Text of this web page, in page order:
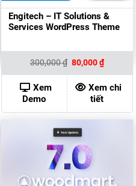
Engitech – IT Solutions &
Services WordPress Theme
300,000₫ Giá
gốc
là:
300,000 ₫.
80,000₫Giá
hiện
tại
là:
80,000
Xem
Demo
Xem chi
tiết